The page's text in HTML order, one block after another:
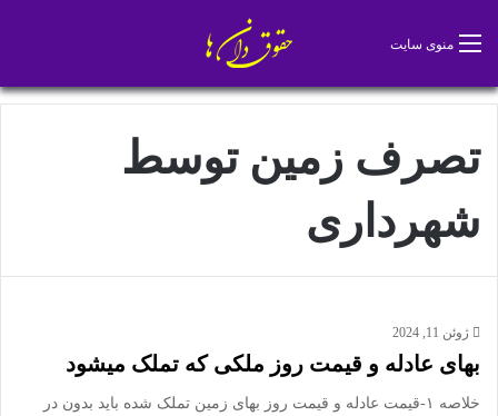
منوی سایت
تصرف زمین توسط
شهرداری
ژوئن 11, 2024
بهای عادله و قیمت روز ملکی که تملک میشود
خلاصه ۱-قیمت عادله و قیمت روز بهای زمین تملک شده باید بدون در